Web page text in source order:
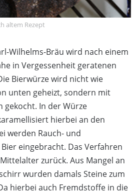
altem Rezept
Wilhelms-Bräu wird nach einem
in Vergessenheit geratenen
Bierwürze wird nicht wie
unten geheizt, sondern mit
gekocht. In der Würze
hierbei an den
werden Rauch- und
eingebracht. Das Verfahren
zurück. Aus Mangel an
wurden damals Steine zum
hierbei auch Fremdstoffe in die